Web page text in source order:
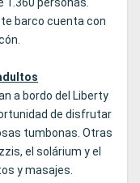
1.360 personas.
barco cuenta con
a bordo del Liberty
de disfrutar
tumbonas. Otras
el solárium y el
y masajes.